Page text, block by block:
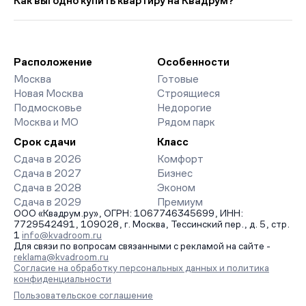
премиум-класса. На страницах ЖК доступны отзывы жильцов
о качестве строительства, интерактивный генплан корпусов,
организует просмотр и поможет одобрить ипотеку по
минимальной ставке. Чтобы зафиксировать цену, оставьте
заявку на обратный звонок.
Расположение
Москва
Новая Москва
Подмосковье
Москва и МО
Особенности
Готовые
Строящиеся
Недорогие
Рядом парк
Срок сдачи
Сдача в 2026
Сдача в 2027
Сдача в 2028
Сдача в 2029
Класс
Комфорт
Бизнес
Эконом
Премиум
ООО «Квадрум.ру», ОГРН: 1067746345699, ИНН:
7729542491, 109028, г. Москва, Тессинский пер., д. 5, стр.
1 info@kvadroom.ru
Для связи по вопросам связанными с рекламой на сайте -
reklama@kvadroom.ru
Согласие на обработку персональных данных и политика
конфиденциальности
Пользовательское соглашение